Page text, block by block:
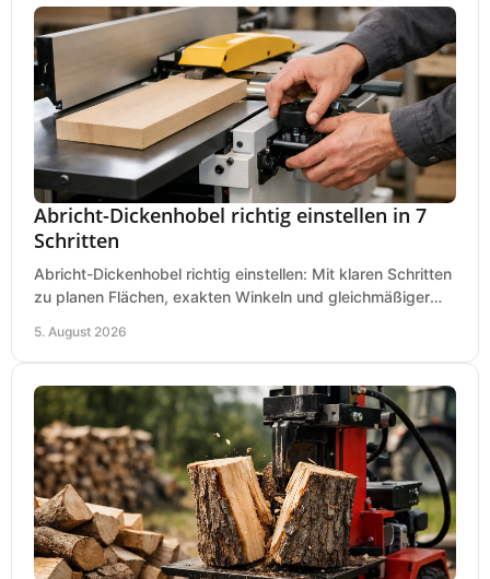
Abricht-Dickenhobel richtig einstellen in 7
Schritten
Abricht-Dickenhobel richtig einstellen: Mit klaren Schritten
zu planen Flächen, exakten Winkeln und gleichmäßiger
5. August 2026